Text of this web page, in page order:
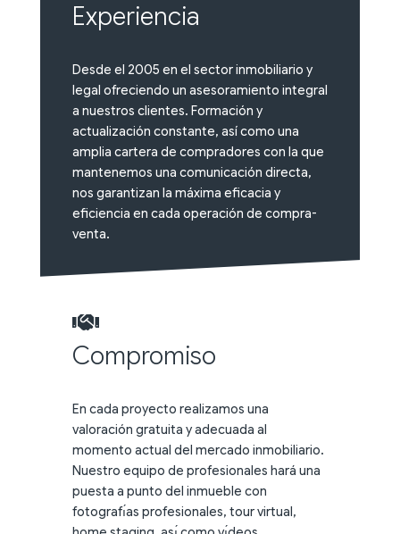
Experiencia
Desde el 2005 en el sector inmobiliario y
legal ofreciendo un asesoramiento integral
a nuestros clientes. Formación y
actualización constante, así como una
amplia cartera de compradores con la que
mantenemos una comunicación directa,
nos garantizan la máxima eficacia y
eficiencia en cada operación de compra-
venta.
Compromiso
En cada proyecto realizamos una
valoración gratuita y adecuada al
momento actual del mercado inmobiliario.
Nuestro equipo de profesionales hará una
puesta a punto del inmueble con
fotografı́as profesionales, tour virtual,